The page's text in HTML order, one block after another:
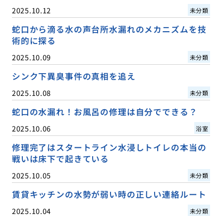
2025.10.12 未分類
蛇口から滴る水の声台所水漏れのメカニズムを技
術的に探る
2025.10.09 未分類
シンク下異臭事件の真相を追え
2025.10.08 未分類
蛇口の水漏れ！お風呂の修理は自分でできる？
2025.10.06 浴室
修理完了はスタートライン水浸しトイレの本当の
戦いは床下で起きている
2025.10.05 未分類
賃貸キッチンの水勢が弱い時の正しい連絡ルート
2025.10.04 未分類